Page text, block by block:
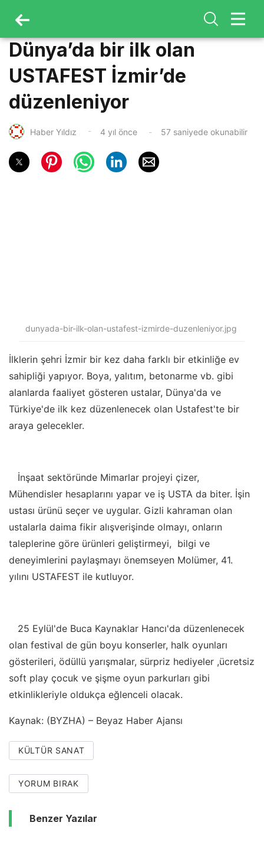
Dünya’da bir ilk olan
USTAFEST İzmir’de
düzenleniyor
Haber Yıldız 4 yıl önce 57 saniyede okunabilir
dunyada-bir-ilk-olan-ustafest-izmirde-duzenleniyor.jpg
İlklerin şehri İzmir bir kez daha farklı bir etkinliğe ev
sahipliği yapıyor. Boya, yalıtım, betonarme vb. gibi
alanlarda faaliyet gösteren ustalar, Dünya'da ve
Türkiye'de ilk kez düzenlenecek olan Ustafest'te bir
araya gelecekler.
İnşaat sektöründe Mimarlar projeyi çizer,
Mühendisler hesaplarını yapar ve iş USTA da biter. İşin
ustası ürünü seçer ve uygular. Gizli kahraman olan
ustalarla daima fikir alışverişinde olmayı, onların
taleplerine göre ürünleri geliştirmeyi, bilgi ve
deneyimlerini paylaşmayı önemseyen Molümer, 41.
yılını USTAFEST ile kutluyor.
25 Eylül'de Buca Kaynaklar Hancı'da düzenlenecek
olan festival de gün boyu konserler, halk oyunları
gösterileri, ödüllü yarışmalar, sürpriz hediyeler ,ücretsiz
soft play çocuk ve şişme oyun parkurları gibi
etkinlikleriyle oldukça eğlenceli olacak.
Kaynak: (BYZHA) – Beyaz Haber Ajansı
KÜLTÜR SANAT
YORUM BIRAK
Benzer Yazılar